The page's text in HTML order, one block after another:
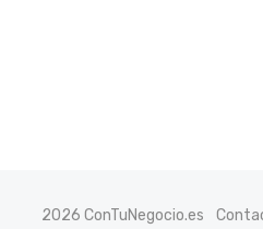
2026 ConTuNegocio.es